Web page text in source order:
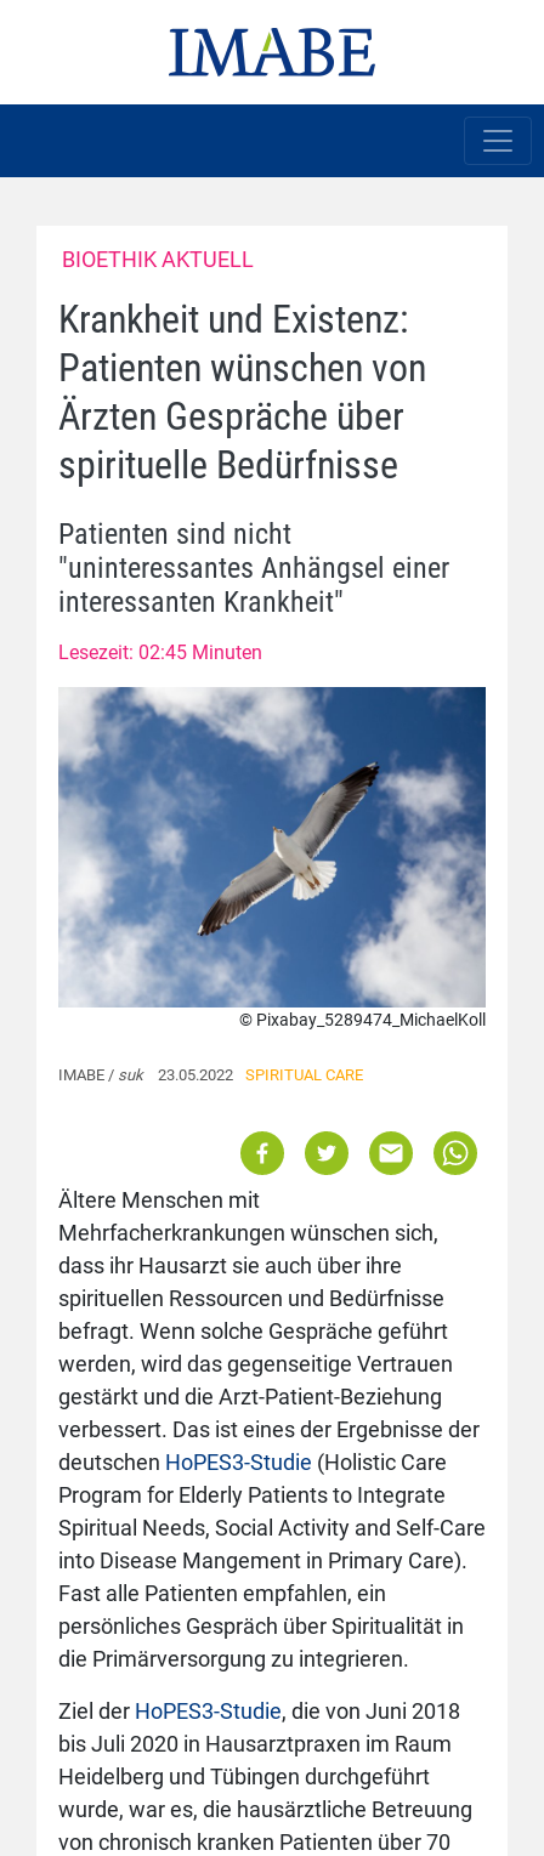
BIOETHIK AKTUELL
Krankheit und Existenz:
Patienten wünschen von
Ärzten Gespräche über
spirituelle Bedürfnisse
Patienten sind nicht
"uninteressantes Anhängsel einer
interessanten Krankheit"
Lesezeit: 02:45 Minuten
© Pixabay_5289474_MichaelKoll
IMABE / suk23.05.2022 SPIRITUAL CARE
Ältere Menschen mit
Mehrfacherkrankungen wünschen sich,
dass ihr Hausarzt sie auch über ihre
spirituellen Ressourcen und Bedürfnisse
befragt. Wenn solche Gespräche geführt
werden, wird das gegenseitige Vertrauen
gestärkt und die Arzt-Patient-Beziehung
verbessert. Das ist eines der Ergebnisse der
deutschen HoPES3-Studie (Holistic Care
Program for Elderly Patients to Integrate
Spiritual Needs, Social Activity and Self-Care
into Disease Mangement in Primary Care).
Fast alle Patienten empfahlen, ein
persönliches Gespräch über Spiritualität in
die Primärversorgung zu integrieren.
Ziel der HoPES3-Studie, die von Juni 2018
bis Juli 2020 in Hausarztpraxen im Raum
Heidelberg und Tübingen durchgeführt
wurde, war es, die hausärztliche Betreuung
von chronisch kranken Patienten über 70